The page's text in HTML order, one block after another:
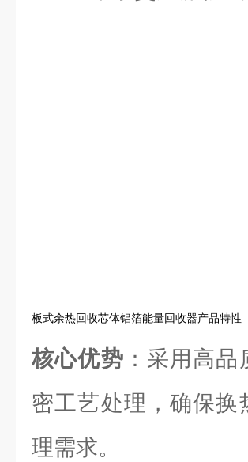
板式余热回收芯体铝箔能量回收器产品特性
核心优势 ：采用高
密工艺处理，确保
理需求。